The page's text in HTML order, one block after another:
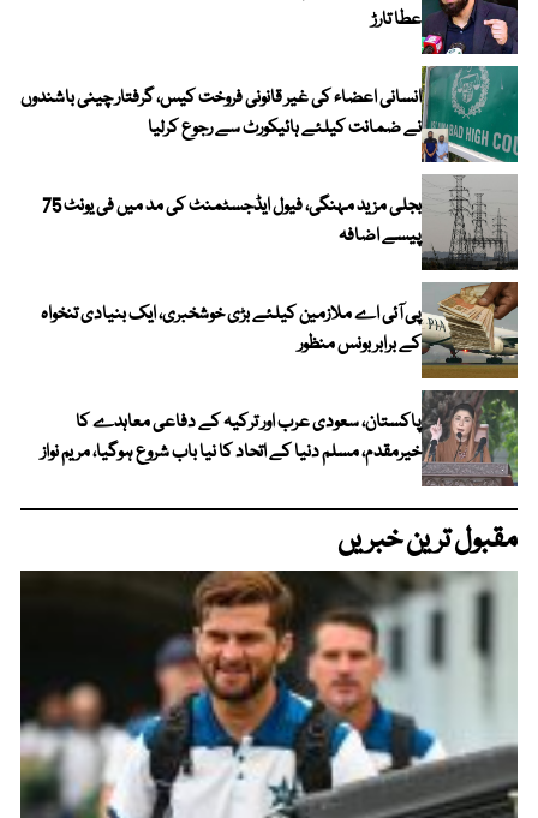
عطا تارڑ
انسانی اعضاء کی غیر قانونی فروخت کیس، گرفتار چینی باشندوں
نے ضمانت کیلئے ہائیکورٹ سے رجوع کرلیا
بجلی مزید مہنگی، فیول ایڈجسٹمنٹ کی مد میں فی یونٹ 75
پیسے اضافہ
پی آئی اے ملازمین کیلئے بڑی خوشخبری، ایک بنیادی تنخواہ
کے برابر بونس منظور
پاکستان، سعودی عرب اور ترکیہ کے دفاعی معاہدے کا
خیرمقدم، مسلم دنیا کے اتحاد کا نیا باب شروع ہوگیا، مریم نواز
مقبول ترین خبریں